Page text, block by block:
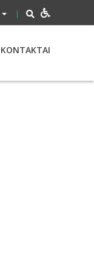
|
KONTAKTAI